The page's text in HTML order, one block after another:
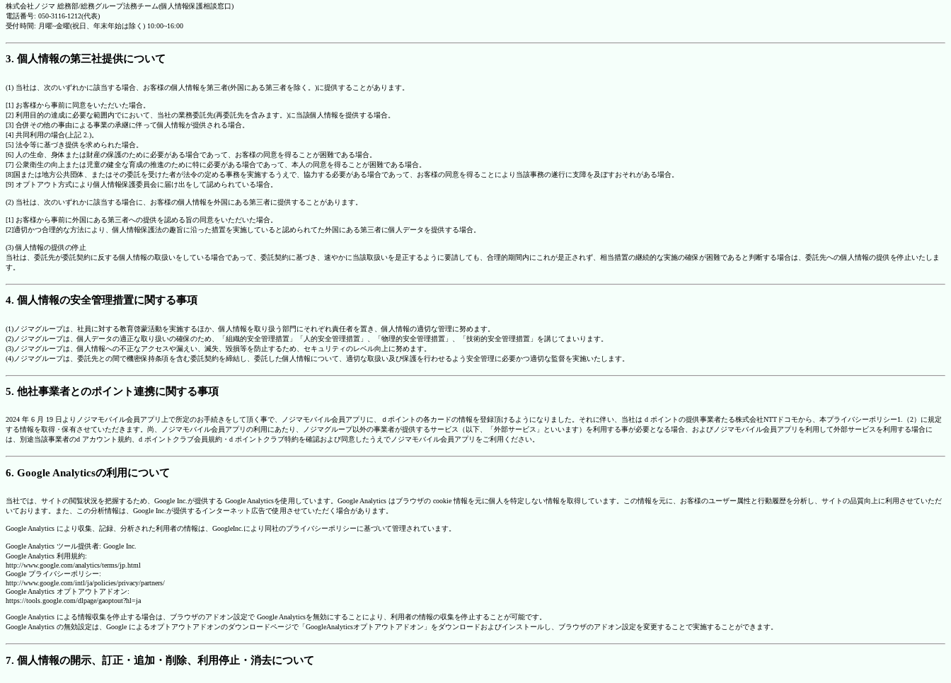
株式会社ノジマ 総務部/総務グループ法務チーム(個人情報保護相談窓口)
電話番号: 050-3116-1212(代表)
受付時間: 月曜~金曜(祝日、年末年始は除く) 10:00~16:00
3. 個人情報の第三社提供について
(1) 当社は、次のいずれかに該当する場合、お客様の個人情報を第三者(外国にある第三者を除く。)に提供することがあります。
[1] お客様から事前に同意をいただいた場合。
[2] 利用目的の達成に必要な範囲内でにおいて、当社の業務委託先(再委託先を含みます。)に当該個人情報を提供する場合。
[3] 合併その他の事由による事業の承継に伴って個人情報が提供される場合。
[4] 共同利用の場合(上記 2.)。
[5] 法令等に基づき提供を求められた場合。
[6] 人の生命、身体または財産の保護のために必要がある場合であって、お客様の同意を得ることが困難である場合。
[7] 公衆衛生の向上または児童の健全な育成の推進のために特に必要がある場合であって、本人の同意を得ることが困難である場合。
[8]国または地方公共団体、またはその委託を受けた者が法令の定める事務を実施するうえで、協力する必要がある場合であって、お客様の同意を得ることにより当該事務の遂行に支障を及ぼすおそれがある場合。
[9] オプトアウト方式により個人情報保護委員会に届け出をして認められている場合。
(2) 当社は、次のいずれかに該当する場合に、お客様の個人情報を外国にある第三者に提供することがあります。
[1] お客様から事前に外国にある第三者への提供を認める旨の同意をいただいた場合。
[2]適切かつ合理的な方法により、個人情報保護法の趣旨に沿った措置を実施していると認められてた外国にある第三者に個人データを提供する場合。
(3) 個人情報の提供の停止
当社は、委託先が委託契約に反する個人情報の取扱いをしている場合であって、委託契約に基づき、速やかに当該取扱いを是正するように要請しても、合理的期間内にこれが是正されず、相当措置の継続的な実施の確保が困難であると判断する場合は、委託先への個人情報の提供を停止いたしま
す。
4. 個人情報の安全管理措置に関する事項
(1)ノジマグループは、社員に対する教育啓蒙活動を実施するほか、個人情報を取り扱う部門にそれぞれ責任者を置き、個人情報の適切な管理に努めます。
(2)ノジマグループは、個人データの適正な取り扱いの確保のため、「組織的安全管理措置」「人的安全管理措置」、「物理的安全管理措置」、「技術的安全管理措置」を講じてまいります。
(3)ノジマグループは、個人情報への不正なアクセスや漏えい、滅失、毀損等を防止するため、セキュリティのレベル向上に努めます。
(4)ノジマグループは、委託先との間で機密保持条項を含む委託契約を締結し、委託した個人情報について、適切な取扱い及び保護を行わせるよう安全管理に必要かつ適切な監督を実施いたします。
5. 他社事業者とのポイント連携に関する事項
2024 年 6 月 19 日よりノジマモバイル会員アプリ上で所定のお手続きをして頂く事で、ノジマモバイル会員アプリに、ｄポイントの各カードの情報を登録頂けるようになりました。それに伴い、当社は d ポイントの提供事業者たる株式会社NTTドコモから、本プライバシーポリシー1.（2）に規定
する情報を取得・保有させていただきます。尚、ノジマモバイル会員アプリの利用にあたり、ノジマグループ以外の事業者が提供するサービス（以下、「外部サービス」といいます）を利用する事が必要となる場合、およびノジマモバイル会員アプリを利用して外部サービスを利用する場合に
は、別途当該事業者のd アカウント規約、d ポイントクラブ会員規約・d ポイントクラブ特約を確認および同意したうえでノジマモバイル会員アプリをご利用ください。
6. Google Analyticsの利用について
当社では、サイトの閲覧状況を把握するため、Google Inc.が提供する Google Analyticsを使用しています。Google Analytics はブラウザの cookie 情報を元に個人を特定しない情報を取得しています。この情報を元に、お客様のユーザー属性と行動履歴を分析し、サイトの品質向上に利用させていただ
いております。また、この分析情報は、Google Inc.が提供するインターネット広告で使用させていただく場合があります。
Google Analytics により収集、記録、分析された利用者の情報は、GoogleInc.により同社のプライバシーポリシーに基づいて管理されています。
Google Analytics ツール提供者: Google Inc.
Google Analytics 利用規約:
http://www.google.com/analytics/terms/jp.html
Google プライバシーポリシー:
http://www.google.com/intl/ja/policies/privacy/partners/
Google Analytics オプトアウトアドオン:
https://tools.google.com/dlpage/gaoptout?hl=ja
Google Analytics による情報収集を停止する場合は、ブラウザのアドオン設定で Google Analyticsを無効にすることにより、利用者の情報の収集を停止することが可能です。
Google Analytics の無効設定は、Google によるオプトアウトアドオンのダウンロードページで「GoogleAnalyticsオプトアウトアドオン」をダウンロードおよびインストールし、ブラウザのアドオン設定を変更することで実施することができます。
7. 個人情報の開示、訂正・追加・削除、利用停止・消去について